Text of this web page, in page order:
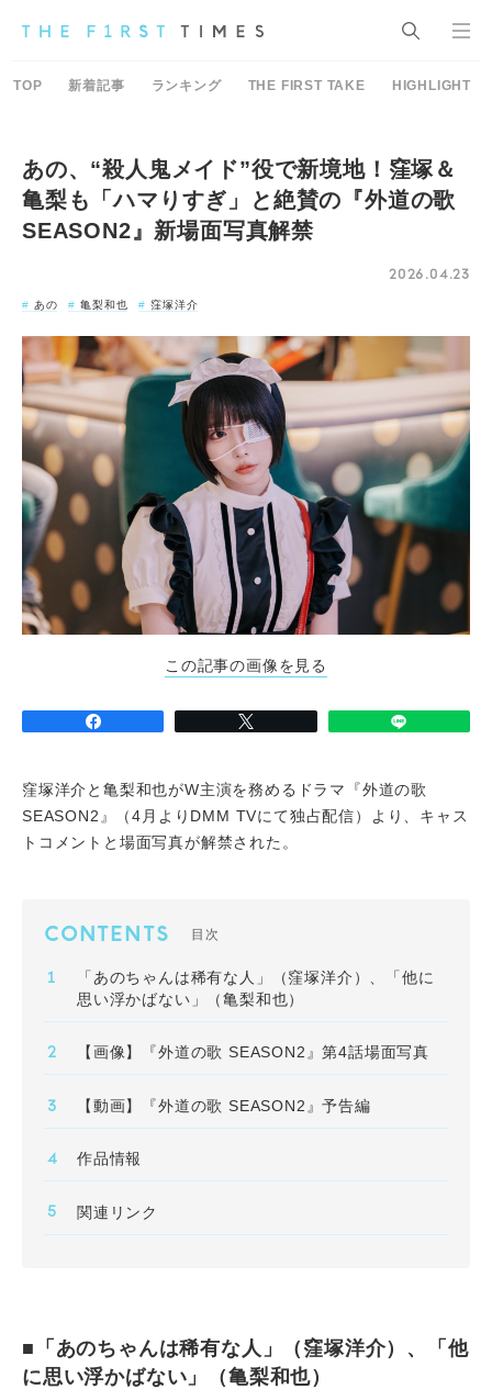
TOP 新着記事 ランキング THE FIRST TAKE HIGHLIGHT
あの、“殺人鬼メイド”役で新境地！窪塚＆
亀梨も「ハマりすぎ」と絶賛の『外道の歌
SEASON2』新場面写真解禁
2026.04.23
あの 亀梨和也 窪塚洋介
この記事の画像を見る
窪塚洋介と亀梨和也がW主演を務めるドラマ『外道の歌
SEASON2』（4月よりDMM TVにて独占配信）より、キャス
トコメントと場面写真が解禁された。
CONTENTS 目次
「あのちゃんは稀有な人」（窪塚洋介）、「他に
思い浮かばない」（亀梨和也）
【画像】『外道の歌 SEASON2』第4話場面写真
【動画】『外道の歌 SEASON2』予告編
作品情報
関連リンク
■「あのちゃんは稀有な人」（窪塚洋介）、「他
に思い浮かばない」（亀梨和也）